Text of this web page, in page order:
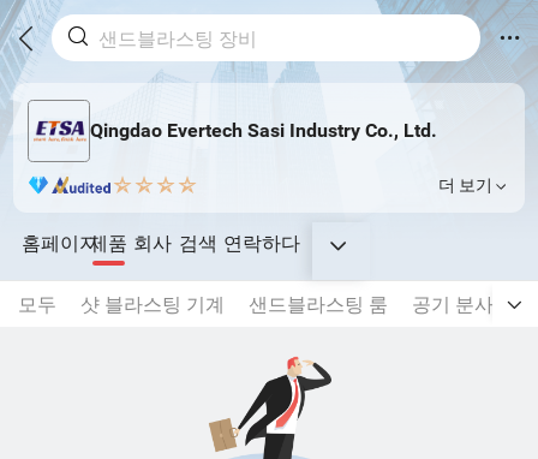
Qingdao Evertech Sasi Industry Co., Ltd.
더 보기
홈페이지제품 회사 검색 연락하다
모두 샷 블라스팅 기계 샌드블라스팅 룸 공기 분사 및